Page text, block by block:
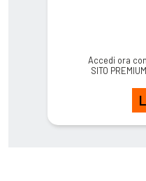
Accedi ora
SITO